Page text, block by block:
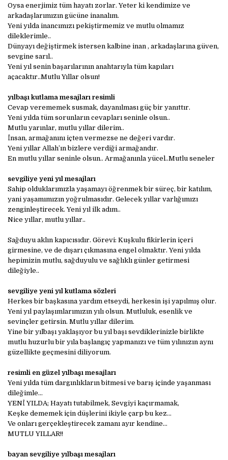
Oysa enerjimiz tüm hayatı zorlar. Yeter ki kendimize ve
arkadaşlarımızın gücüne inanalım.
Yeni yılda inancımızı pekiştirmemiz ve mutlu olmamız
dileklerimle..
Dünyayı değiştirmek istersen kalbine inan , arkadaşlarına güven,
sevgine sarıl..
Yeni yıl senin başarılarının anahtarıyla tüm kapıları
açacaktır..Mutlu Yıllar olsun!
yılbaşı kutlama mesajları resimli
Cevap verememek susmak, dayanılması güç bir yanıttır.
Yeni yılda tüm sorunların cevapları seninle olsun..
Mutlu yarınlar, mutlu yıllar dilerim..
İnsan, armağanını içten vermezse ne değeri vardır.
Yeni yıllar Allah’ın bizlere verdiği armağandır.
En mutlu yıllar seninle olsun.. Armağanınla yücel..Mutlu seneler
sevgiliye yeni yıl mesajları
Sahip olduklarımızla yaşamayı öğrenmek bir süreç, bir katılım,
yani yaşamımızın yoğrulmasıdır. Gelecek yıllar varlığımızı
zenginleştirecek. Yeni yıl ilk adım..
Nice yıllar, mutlu yıllar..
Sağduyu aklın kapıcısıdır. Görevi: Kuşkulu fikirlerin içeri
girmesine, ve de dışarı çıkmasına engel olmaktır. Yeni yılda
hepimizin mutlu, sağduyulu ve sağlıklı günler getirmesi
dileğiyle..
sevgiliye yeni yıl kutlama sözleri
Herkes bir başkasına yardım etseydi, herkesin işi yapılmış olur.
Yeni yıl paylaşımlarımızın yılı olsun. Mutluluk, esenlik ve
sevinçler getirsin. Mutlu yıllar dilerim.
Yine bir yılbaşı yaklaşıyor bu yıl başı sevdiklerinizle birlikte
mutlu huzurlu bir yıla başlangıç yapmanızı ve tüm yılınızın aynı
güzellikte geçmesini diliyorum.
resimli en güzel yılbaşı mesajları
Yeni yılda tüm dargınlıkların bitmesi ve barış içinde yaşanması
dileğimle…
YENİ YILDA; Hayatı tutabilmek, Sevgiyi kaçırmamak,
Keşke dememek için düşlerini ikiyle çarp bu kez…
Ve onları gerçekleştirecek zamanı ayır kendine…
MUTLU YILLAR!!
bayan sevgiliye yılbaşı mesajları